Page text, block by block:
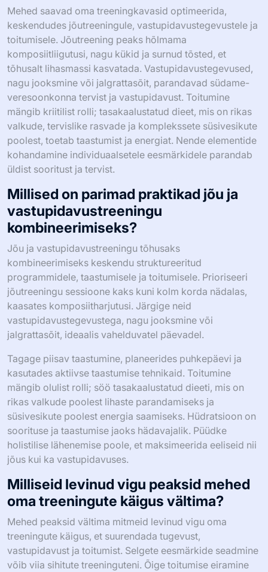
Mehed saavad oma treeningkavasid optimeerida,
keskendudes jõutreeningule, vastupidavustegevustele ja
toitumisele. Jõutreening peaks hõlmama
komposiitliigutusi, nagu kükid ja surnud tõsted, et
tõhusalt lihasmassi kasvatada. Vastupidavustegevused,
nagu jooksmine või jalgrattasõit, parandavad südame-
veresoonkonna tervist ja vastupidavust. Toitumine
mängib kriitilist rolli; tasakaalustatud dieet, mis on rikas
valkude, tervislike rasvade ja komplekssete süsivesikute
poolest, toetab taastumist ja energiat. Nende elementide
kohandamine individuaalsetele eesmärkidele parandab
üldist sooritust ja tervist.
Millised on parimad praktikad jõu ja
vastupidavustreeningu
kombineerimiseks?
Jõu ja vastupidavustreeningu tõhusaks
kombineerimiseks keskendu struktureeritud
programmidele, taastumisele ja toitumisele. Prioriseeri
jõutreeningu sessioone kaks kuni kolm korda nädalas,
kaasates komposiitharjutusi. Järgige neid
vastupidavustegevustega, nagu jooksmine või
jalgrattasõit, ideaalis vahelduvatel päevadel.
Tagage piisav taastumine, planeerides puhkepäevi ja
kasutades aktiivse taastumise tehnikaid. Toitumine
mängib olulist rolli; söö tasakaalustatud dieeti, mis on
rikas valkude poolest lihaste parandamiseks ja
süsivesikute poolest energia saamiseks. Hüdratsioon on
soorituse ja taastumise jaoks hädavajalik. Püüdke
holistilise lähenemise poole, et maksimeerida eeliseid nii
jõus kui ka vastupidavuses.
Milliseid levinud vigu peaksid mehed
oma treeningute käigus vältima?
Mehed peaksid vältima mitmeid levinud vigu oma
treeningute käigus, et suurendada tugevust,
vastupidavust ja toitumist. Selgete eesmärkide seadmine
võib viia sihitute treeninguteni. Õige toitumise eiramine